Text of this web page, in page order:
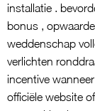
installatie .
bonus ,
weddenschap
verlichten
incentive
officiële website